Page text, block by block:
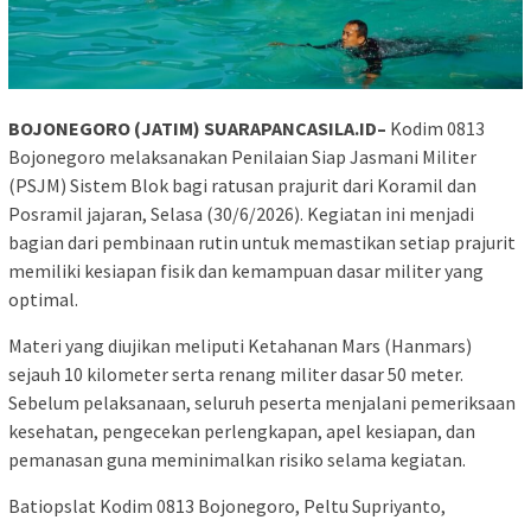
BOJONEGORO (JATIM) SUARAPANCASILA.ID– Kodim 0813
Bojonegoro melaksanakan Penilaian Siap Jasmani Militer
(PSJM) Sistem Blok bagi ratusan prajurit dari Koramil dan
Posramil jajaran, Selasa (30/6/2026). Kegiatan ini menjadi
bagian dari pembinaan rutin untuk memastikan setiap prajurit
memiliki kesiapan fisik dan kemampuan dasar militer yang
optimal.
Materi yang diujikan meliputi Ketahanan Mars (Hanmars)
sejauh 10 kilometer serta renang militer dasar 50 meter.
Sebelum pelaksanaan, seluruh peserta menjalani pemeriksaan
kesehatan, pengecekan perlengkapan, apel kesiapan, dan
pemanasan guna meminimalkan risiko selama kegiatan.
Batiopslat Kodim 0813 Bojonegoro, Peltu Supriyanto,